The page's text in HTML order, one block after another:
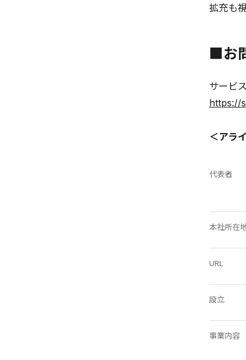
拡充も
■お
サービ
https://
＜アラ
代表者
本社所在
URL
設立
事業内容